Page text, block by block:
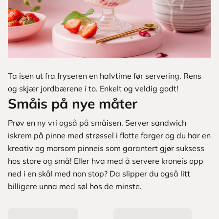
Ta isen ut fra fryseren en halvtime før servering. Rens
og skjær jordbærene i to. Enkelt og veldig godt!
Småis på nye måter
Prøv en ny vri også på småisen. Server sandwich
iskrem på pinne med strøssel i flotte farger og du har en
kreativ og morsom pinneis som garantert gjør suksess
hos store og små! Eller hva med å servere kroneis opp
ned i en skål med non stop? Da slipper du også litt
billigere unna med søl hos de minste.